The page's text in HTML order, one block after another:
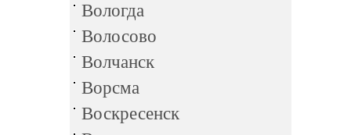
Вологда
Волосово
Волчанск
Ворсма
Воскресенск